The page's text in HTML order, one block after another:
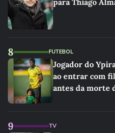
para Thiago
8 FUTEBOL
Jogador do
ao entrar com
antes da morte
9 TV